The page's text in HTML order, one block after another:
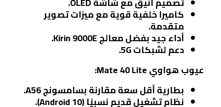
كاميرا خلفية قوية مع ميزات تصوير
متقدمة.
أداء جيد بفضل معالج Kirin 9000E.
دعم لشبكات 5G.
عيوب هواوي Mate 40 Lite:
بطارية أقل سعة مقارنة بسامسونج A56.
نظام تشغيل قديم نسبيًا (Android 10).